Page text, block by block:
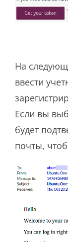
На
ввести
Если вы
будет
почты,